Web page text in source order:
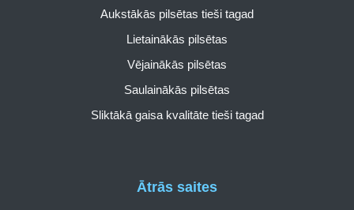
Ātrās saites
Aukstākās pilsētas tieši tagad
Lietainākās pilsētas
Vējainākās pilsētas
Saulainākās pilsētas
Sliktākā gaisa kvalitāte tieši tagad